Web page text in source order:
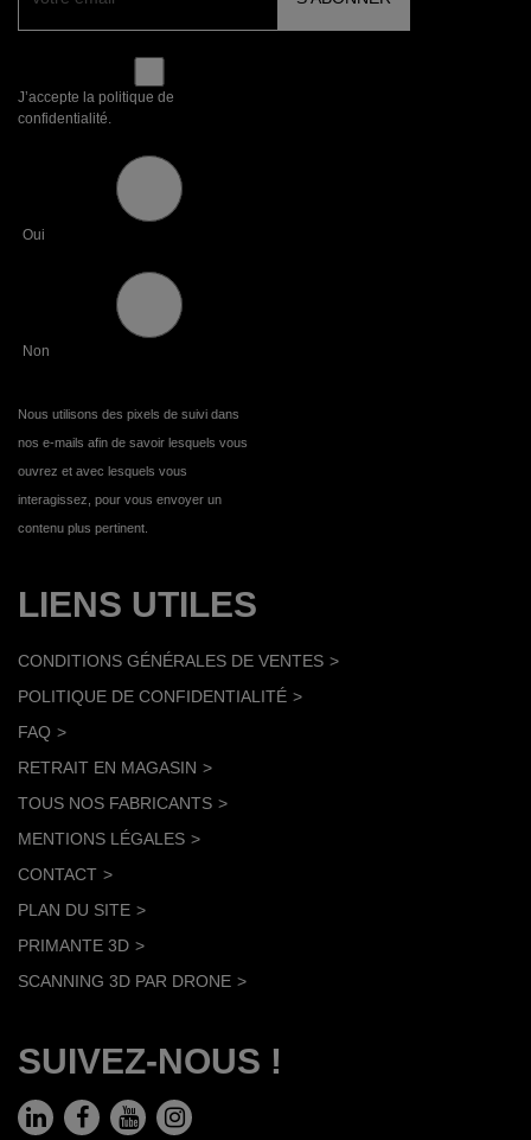
J’accepte la politique de
confidentialité.
Oui
Non
Nous utilisons des pixels de suivi dans
nos e-mails afin de savoir lesquels vous
ouvrez et avec lesquels vous
interagissez, pour vous envoyer un
contenu plus pertinent.
LIENS UTILES
CONDITIONS GÉNÉRALES DE VENTES
POLITIQUE DE CONFIDENTIALITÉ
FAQ
RETRAIT EN MAGASIN
TOUS NOS FABRICANTS
MENTIONS LÉGALES
CONTACT
PLAN DU SITE
PRIMANTE 3D
SCANNING 3D PAR DRONE
SUIVEZ-NOUS !